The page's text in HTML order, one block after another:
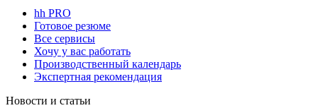
hh PRO
Готовое резюме
Все сервисы
Хочу у вас работать
Производственный календарь
Экспертная рекомендация
Новости и статьи